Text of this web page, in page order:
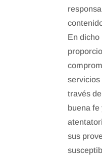
En
servicios
través
buena
sus